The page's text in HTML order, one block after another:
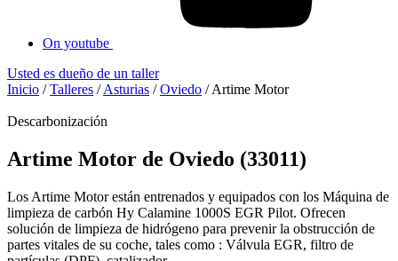
On youtube
Usted es dueño de un taller
Inicio /Talleres /Asturias /Oviedo /Artime Motor
Descarbonización
Artime Motor de Oviedo (33011)
Los Artime Motor están entrenados y equipados con los Máquina de
limpieza de carbón Hy Calamine 1000S EGR Pilot. Ofrecen
solución de limpieza de hidrógeno para prevenir la obstrucción de
partes vitales de su coche, tales como : Válvula EGR, filtro de